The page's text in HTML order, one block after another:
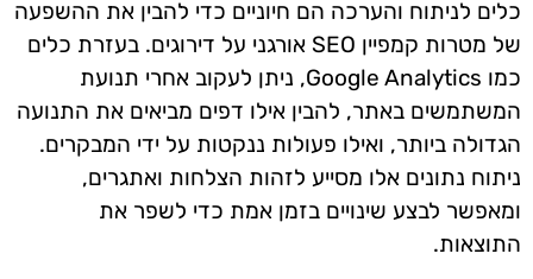
כלים לניתוח והערכה הם חיוניים כדי להבין את ההשפעה
של מטרות קמפיין SEO אורגני על דירוגים. בעזרת כלים
כמו Google Analytics, ניתן לעקוב אחרי תנועת
המשתמשים באתר, להבין אילו דפים מביאים את התנועה
הגדולה ביותר, ואילו פעולות ננקטות על ידי המבקרים.
ניתוח נתונים אלו מסייע לזהות הצלחות ואתגרים,
ומאפשר לבצע שינויים בזמן אמת כדי לשפר את
התוצאות.